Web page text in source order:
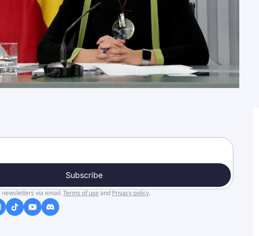
Subscribe
via email.Terms of use and Privacy policy.